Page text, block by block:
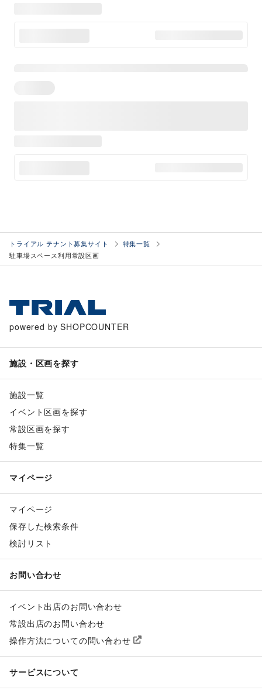
トライアル テナント募集サイト
特集一覧
駐車場スペース利用常設区画
powered by SHOPCOUNTER
施設・区画を探す
施設一覧
イベント区画を探す
常設区画を探す
特集一覧
マイページ
マイページ
保存した検索条件
検討リスト
お問い合わせ
イベント出店のお問い合わせ
常設出店のお問い合わせ
操作方法についての問い合わせ
サービスについて